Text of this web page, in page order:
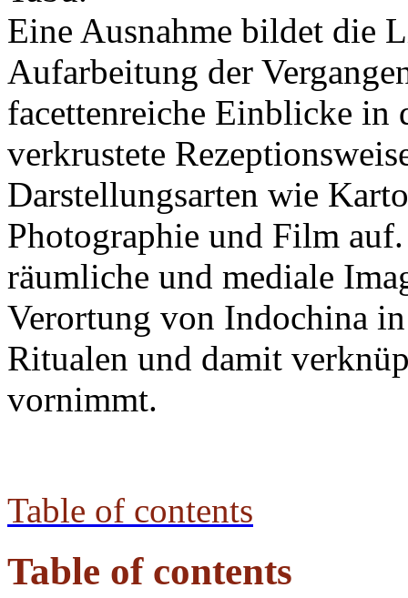
Eine Ausnahme bildet die
Aufarbeitung der
facettenreiche Einblicke in
verkrustete
Darstellungsarten wie
Photographie und Film
räumliche und mediale
Verortung von Indochina
Ritualen und damit
vornimmt.
Table of contents
Table of contents